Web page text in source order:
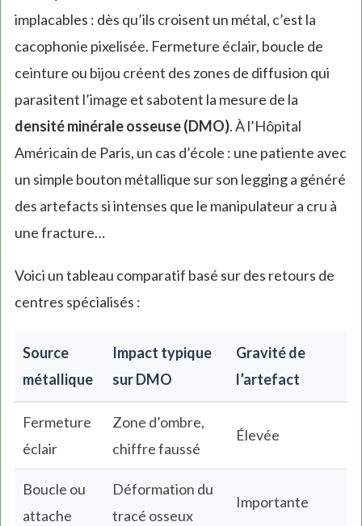
implacables : dès qu’ils croisent un métal, c’est la
cacophonie pixelisée. Fermeture éclair, boucle de
ceinture ou bijou créent des zones de diffusion qui
parasitent l’image et sabotent la mesure de la
densité minérale osseuse (DMO). À l’Hôpital
Américain de Paris, un cas d’école : une patiente avec
un simple bouton métallique sur son legging a généré
des artefacts si intenses que le manipulateur a cru à
une fracture…
Voici un tableau comparatif basé sur des retours de
centres spécialisés :
Source
métallique
Impact typique
sur DMO
Gravité de
l’artefact
Fermeture
éclair
Zone d’ombre,
chiffre faussé
Élevée
Boucle ou
attache
Déformation du
tracé osseux
Importante